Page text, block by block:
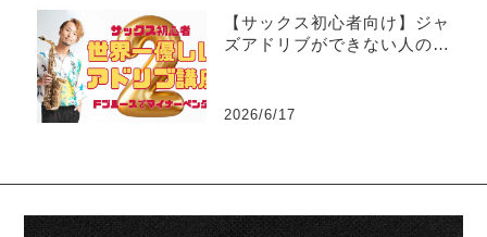
【サックス初心者向け】ジャ
ズアドリブができない人のた
2026/6/17